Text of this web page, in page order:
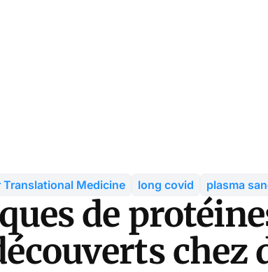
Translational Medicine long covid plasma
de
chez